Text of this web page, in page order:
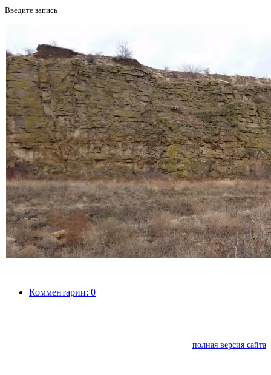
Введите запись
Комментарии: 0
полная версия сайта